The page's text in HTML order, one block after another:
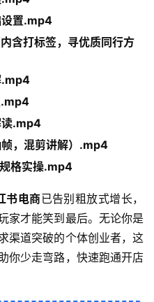
设置.mp4
含打标签，寻优质同行方
.mp4
.mp4
读.mp4
，混剪讲解）.mp4
格实操.mp4
书电商已告别粗放式增长，
家才能笑到最后。无论你是
渠道突破的个体创业者，这
你少走弯路，快速跑通开店